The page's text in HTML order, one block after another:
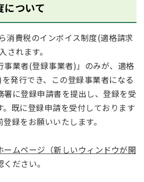
について
消費税のインボイス制度(適格請求
されます。
事業者(登録事業者)」のみが、適格
発行でき、この登録事業者になる
署に登録申請書を提出し、登録を受
。既に登録申請を受付しております
録をお願いいたします。
ームページ（新しいウィンドウが開
ださい。